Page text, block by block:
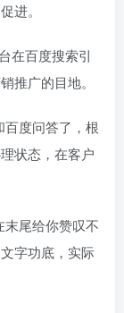
进。
在百度搜索引
推广的目地。
度问答了，根
状态，在客户
尾给你赞叹不
字功底，实际